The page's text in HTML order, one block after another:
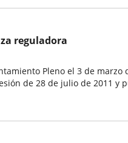
reguladora
Pleno el 3 de
de 28 de julio de 2011 y